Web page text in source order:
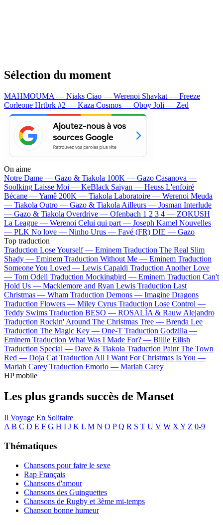
Sélection du moment
MAHMOUMA — Niaks Ciao — Werenoi Shavkat — Freeze
Corleone Hrtbrk #2 — Kaza Cosmos — Oboy Joli — Zed
On aime
Notre Dame — Gazo & Tiakola 100K — Gazo Casanova —
Soolking Laisse Moi — KeBlack Saiyan — Heuss L'enfoiré
Bécane —Yamê 200K — Tiakola Laboratoire — Werenoi Meuda
— Tiakola Outro — Gazo & Tiakola Ailleurs — Josman Interlude
— Gazo & Tiakola Overdrive — Ofenbach 1 2 3 4 — ZOKUSH
La League — Werenoi Celui qui part — Joseph Kamel Nouvelles
— PLK No love — Ninho Urus — Favé (FR) DIE — Gazo
Top traduction
Traduction Lose Yourself — Eminem Traduction The Real Slim
Shady — Eminem Traduction Without Me — Eminem Traduction
Someone You Loved — Lewis Capaldi Traduction Another Love
— Tom Odell Traduction Mockingbird — Eminem Traduction Can't
Hold Us — Macklemore and Ryan Lewis Traduction Last
Christmas — Wham Traduction Demons — Imagine Dragons
Traduction Flowers — Miley Cyrus Traduction Lose Control —
Teddy Swims Traduction BESO — ROSALÍA & Rauw Alejandro
Traduction Rockin' Around The Christmas Tree — Brenda Lee
Traduction The Magic Key — One-T Traduction Godzilla —
Eminem Traduction What Was I Made For? — Billie Eilish
Traduction Special — Dave & Tiakola Traduction Paint The Town
Red — Doja Cat Traduction All I Want For Christmas Is You —
Mariah Carey Traduction Emorio — Mariah Carey
HP mobile
Les plus grands succès de Manset
Il Voyage En Solitaire
A B C D E F G H I J K L M N O P Q R S T U V W X Y Z 0-9
Thématiques
Chansons pour faire le sexe
Rap Français
Chansons d'amour
Chansons des Guinguettes
Chansons de Rugby et 3ème mi-temps
Chanson bonne humeur